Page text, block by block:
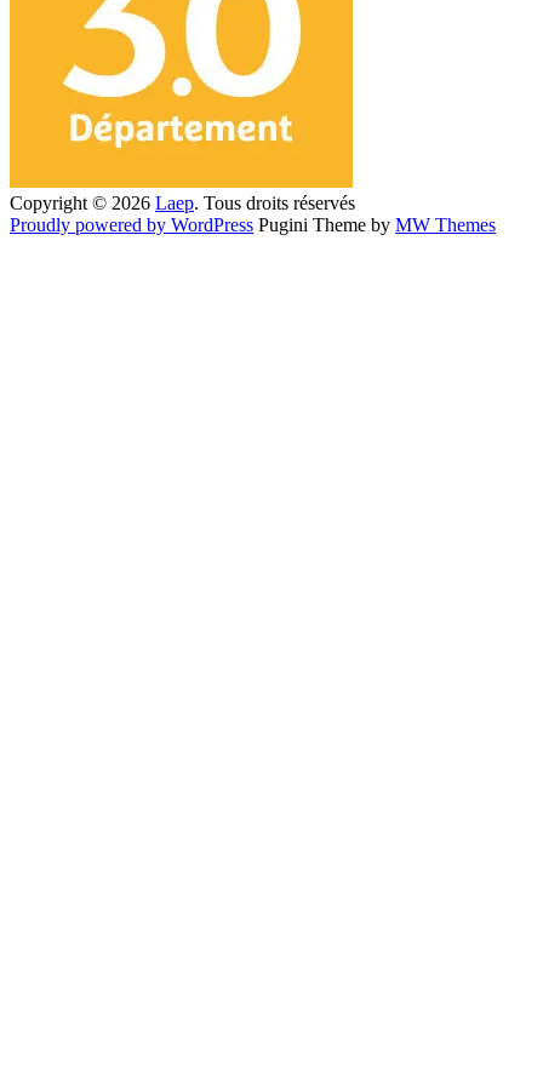
Copyright © 2026 Laep. Tous droits réservés
Proudly powered by WordPress Pugini Theme by MW Themes